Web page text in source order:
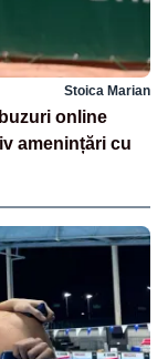
Stoica Marian
online
amenințări cu